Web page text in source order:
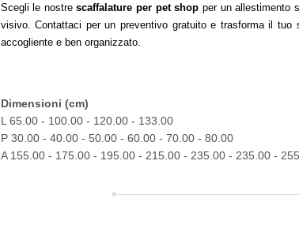
Scegli le nostrescaffalature per pet shop per un allestimento
visivo. Contattaci per un preventivo gratuito e trasforma il tuo
accogliente e ben organizzato.
Dimensioni (cm)
L 65.00 - 100.00 - 120.00 - 133.00
P 30.00 - 40.00 - 50.00 - 60.00 - 70.00 - 80.00
A 155.00 - 175.00 - 195.00 - 215.00 - 235.00 - 235.00 -